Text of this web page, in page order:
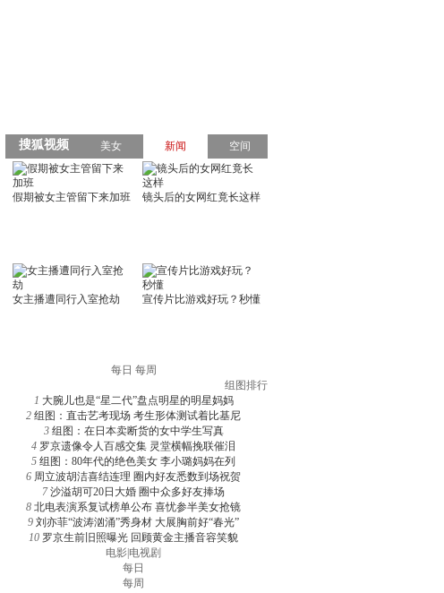
每日 每周
组图排行
1 大腕儿也是“星二代”盘点明星的明星妈妈
2 组图：直击艺考现场 考生形体测试着比基尼
3 组图：在日本卖断货的女中学生写真
4 罗京遗像令人百感交集 灵堂横幅挽联催泪
5 组图：80年代的绝色美女 李小璐妈妈在列
6 周立波胡洁喜结连理 圈内好友悉数到场祝贺
7 沙溢胡可20日大婚 圈中众多好友捧场
8 北电表演系复试榜单公布 喜忧参半美女抢镜
9 刘亦菲“波涛汹涌”秀身材 大展胸前好“春光”
10 罗京生前旧照曝光 回顾黄金主播音容笑貌
电影 电视剧
每日
每周